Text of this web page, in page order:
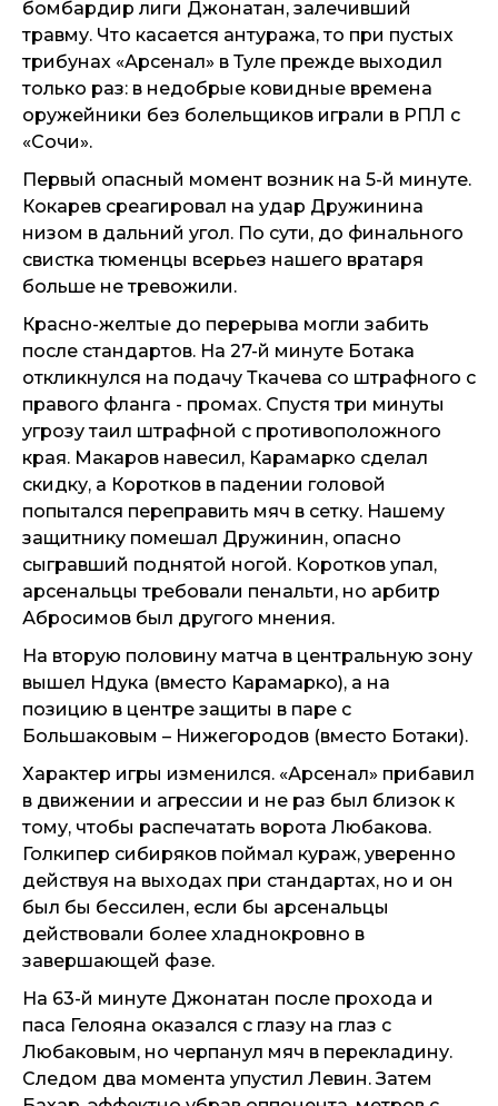
бомбардир лиги Джонатан, залечивший
травму. Что касается антуража, то при пустых
трибунах «Арсенал» в Туле прежде выходил
только раз: в недобрые ковидные времена
оружейники без болельщиков играли в РПЛ с
«Сочи».
Первый опасный момент возник на 5-й минуте.
Кокарев среагировал на удар Дружинина
низом в дальний угол. По сути, до финального
свистка тюменцы всерьез нашего вратаря
больше не тревожили.
Красно-желтые до перерыва могли забить
после стандартов. На 27-й минуте Ботака
откликнулся на подачу Ткачева со штрафного с
правого фланга - промах. Спустя три минуты
угрозу таил штрафной с противоположного
края. Макаров навесил, Карамарко сделал
скидку, а Коротков в падении головой
попытался переправить мяч в сетку. Нашему
защитнику помешал Дружинин, опасно
сыгравший поднятой ногой. Коротков упал,
арсенальцы требовали пенальти, но арбитр
Абросимов был другого мнения.
На вторую половину матча в центральную зону
вышел Ндука (вместо Карамарко), а на
позицию в центре защиты в паре с
Большаковым – Нижегородов (вместо Ботаки).
Характер игры изменился. «Арсенал» прибавил
в движении и агрессии и не раз был близок к
тому, чтобы распечатать ворота Любакова.
Голкипер сибиряков поймал кураж, уверенно
действуя на выходах при стандартах, но и он
был бы бессилен, если бы арсенальцы
действовали более хладнокровно в
завершающей фазе.
На 63-й минуте Джонатан после прохода и
паса Гелояна оказался с глазу на глаз с
Любаковым, но черпанул мяч в перекладину.
Следом два момента упустил Левин. Затем